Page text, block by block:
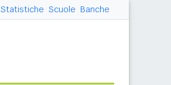
Statistiche Scuole Banche